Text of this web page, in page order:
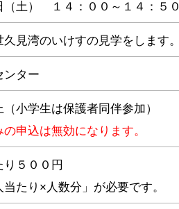
（土） １４：００～１４：５０
見湾のいけすの見学をします。
ンター
小学生は保護者同伴参加）
申込は無効になります。
り５００円
たり×人数分」が必要です。